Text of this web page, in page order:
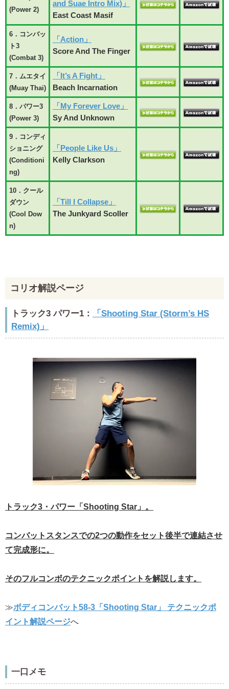
(Power 2)
and Suae Intro Mix)」
East Coast Masif
6．コンバッ
ト3
(Combat 3)
「Action」
Score And The Finger
7．ムエタイ
(Muay Thai)
「It’s A Fight」
Beach Incarnation
8．パワー3
(Power 3)
「My Forever Love」
Sy And Unknown
9．コンディ
ショニング
(Conditioni
ng)
「People Like Us」
Kelly Clarkson
10．クール
ダウン
(Cool Dow
n)
「Till I Collapse」
The Junkyard Scoller
コリオ解説ページ
トラック3 パワー1：
「Shooting Star (Storm’s HS
Remix)」
トラック3・パワー「Shooting Star」。
コンバットスタンスでの2つの動作をセット後半で連結させ
て完成形に。
そのフルコンボのテクニックポイントを解説します。
≫ボディコンバット58-3「Shooting Star」 テクニックポ
イント解説ページへ
一口メモ